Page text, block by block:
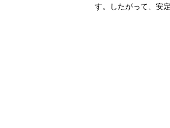
す。したがって、安